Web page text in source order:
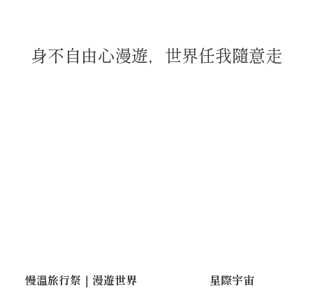
身不自由心漫遊，世界任我隨意走
慢溫旅行祭｜漫遊世界 星際宇宙